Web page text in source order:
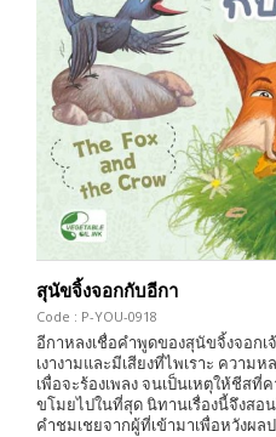
สุนัขจิ้งจอกกับอีกา
Code : P-YOU-0918
อีกาหลงเชื่อคำพูดของสุนัขจิ้งจอก
เงางามและมีเสียงที่ไพเราะ ความ
เพื่อจะร้องเพลง จนเป็นเหตุให้ชีส
ขโมยไปในที่สุด นิทานเรื่องนี้จึงสอ
คำชมเชยจากผู้ที่เข้ามาเพื่อหวังผล